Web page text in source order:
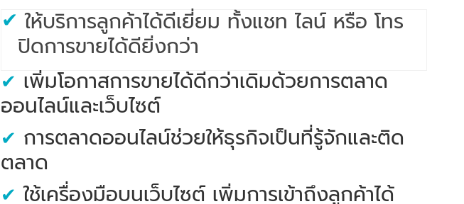
✔ ให้บริการลูกค้าได้ดีเยี่ยม ทั้งแชท ไลน์ หรือ โทร
ปิดการขายได้ดียิ่งกว่า
✔ เพิ่มโอกาสการขายได้ดีกว่าเดิมด้วยการตลาด
ออนไลน์และเว็บไซต์
✔ การตลาดออนไลน์ช่วยให้ธุรกิจเป็นที่รู้จักและติด
ตลาด
✔ใช้เครื่องมือบนเว็บไซต์ เพิ่มการเข้าถึงลูกค้าได้